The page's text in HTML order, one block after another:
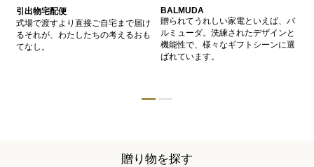
引出物宅配便
式場で渡すより直接ご自宅まで届け
るそれが、わたしたちの考えるおも
てなし。
BALMUDA
贈られてうれしい家電といえば、バ
ルミューダ。洗練されたデザインと
機能性で、様々なギフトシーンに選
ばれています。
贈り物を探す